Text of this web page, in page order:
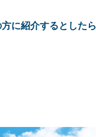
に紹介するとしたら